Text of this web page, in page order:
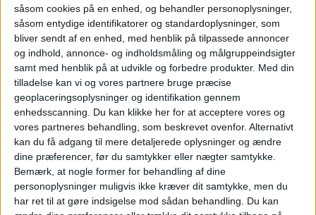
såsom cookies på en enhed, og behandler personoplysninger,
såsom entydige identifikatorer og standardoplysninger, som
bliver sendt af en enhed, med henblik på tilpassede annoncer
og indhold, annonce- og indholdsmåling og målgruppeindsigter
samt med henblik på at udvikle og forbedre produkter. Med din
tilladelse kan vi og vores partnere bruge præcise
geoplaceringsoplysninger og identifikation gennem
enhedsscanning. Du kan klikke her for at acceptere vores og
vores partneres behandling, som beskrevet ovenfor. Alternativt
kan du få adgang til mere detaljerede oplysninger og ændre
dine præferencer, før du samtykker eller nægter samtykke.
Bemærk, at nogle former for behandling af dine
personoplysninger muligvis ikke kræver dit samtykke, men du
har ret til at gøre indsigelse mod sådan behandling.
Du kan
ANNONCE
Ifølge undersøgelsen er det disse 10
ferievaner, der irriterer danskerne mest, når
de rejser i udlandet:
“Reserverede” solsenge med håndklæder
(18%)
Børn, der løber og skriger i fællesområder
(15%)